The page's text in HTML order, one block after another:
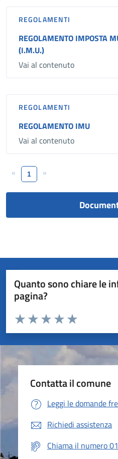
REGOLAMENTI
REGOLAMENTO IMPOSTA
(I.M.U.)
Vai al contenuto
REGOLAMENTI
REGOLAMENTO IMU
Vai al contenuto
« 1 »
Quanto sono chiare le
pagina?
Valuta da 1 a 5 stelle la pagina
Valuta 5 stelle
Valuta 4 stelle su 5
Valuta 3 stelle su 5
Valuta 2 stelle su 5
Valuta 1 stelle su 5
Contatta il comune
Leggi le domande
Richiedi assistenza
Chiama il numero